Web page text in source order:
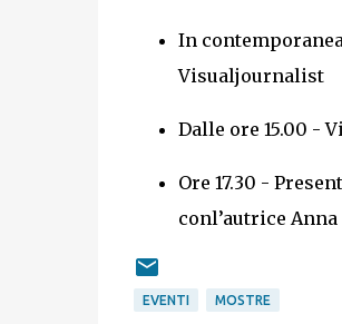
In
Visualjournalist
Dalle ore 15.00 -
Ore 17.30 -
conl’autrice
EVENTI MOSTRE